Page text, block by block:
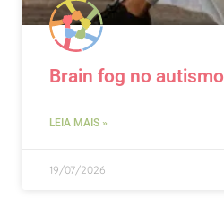
Brain fog no autismo
LEIA MAIS »
19/07/2026